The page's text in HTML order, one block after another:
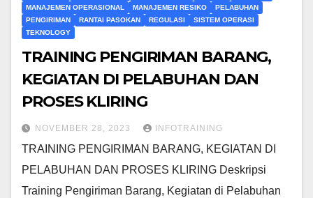
MANAJEMEN OPERASIONAL
MANAJEMEN RESIKO
PELABUHAN
PENGIRIMAN
RANTAI PASOKAN REGULASI
SISTEM OPERASI
TEKNOLOGY
TRAINING PENGIRIMAN BARANG,
KEGIATAN DI PELABUHAN DAN
PROSES KLIRING
NOVEMBER 28, 2023 INFOTRAINING
TRAINING PENGIRIMAN BARANG, KEGIATAN DI
PELABUHAN DAN PROSES KLIRING Deskripsi
Training Pengiriman Barang, Kegiatan di Pelabuhan